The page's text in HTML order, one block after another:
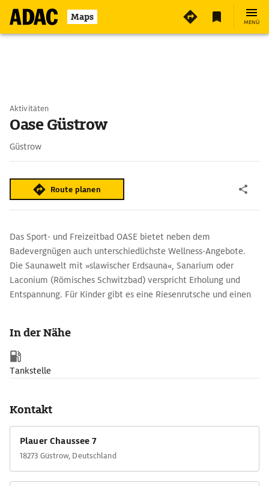
Maps MENÜ
Aktivitäten
Oase Güstrow
Güstrow
Route planen
Das Sport- und Freizeitbad OASE bietet neben dem
Badevergnügen auch unterschiedlichste Wellness-Angebote.
Die Saunawelt mit »slawischer Erdsauna«, Sanarium oder
Laconium (Römisches Schwitzbad) verspricht Erholung und
Entspannung. Für Kinder gibt es eine Riesenrutsche und einen
In der Nähe
Tankstelle
Kontakt
Plauer Chaussee 7
18273 Güstrow, Deutschland